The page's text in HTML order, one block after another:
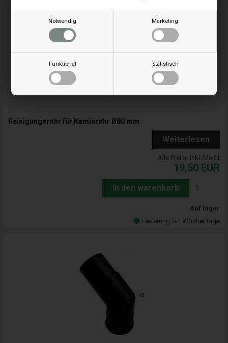
Notwendig Marketing
Funktional Statistisch
Reinigungsrohr für Kaminrohr Ø80 mm
Weiterlesen
Alle Preise inkl. MwSt
19,50 EUR
In den warenkorb
Auf lager
Lieferung 2-4 Wochentage